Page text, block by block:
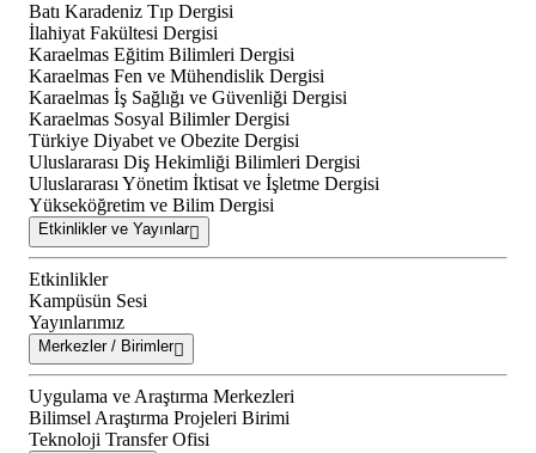
Batı Karadeniz Tıp Dergisi
İlahiyat Fakültesi Dergisi
Karaelmas Eğitim Bilimleri Dergisi
Karaelmas Fen ve Mühendislik Dergisi
Karaelmas İş Sağlığı ve Güvenliği Dergisi
Karaelmas Sosyal Bilimler Dergisi
Türkiye Diyabet ve Obezite Dergisi
Uluslararası Diş Hekimliği Bilimleri Dergisi
Uluslararası Yönetim İktisat ve İşletme Dergisi
Yükseköğretim ve Bilim Dergisi
Etkinlikler ve Yayınlar
Etkinlikler
Kampüsün Sesi
Yayınlarımız
Merkezler / Birimler
Uygulama ve Araştırma Merkezleri
Bilimsel Araştırma Projeleri Birimi
Teknoloji Transfer Ofisi